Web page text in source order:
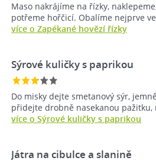
Maso nakrájíme na řízky,
potřeme hořčicí. Obalíme nejprve
více o Zapékané hovězí řízky
Sýrové kuličky s paprikou
Do misky dejte smetanový sýr,
přidejte drobně nasekanou
více o Sýrové kuličky s paprikou
Játra na cibulce a slanině